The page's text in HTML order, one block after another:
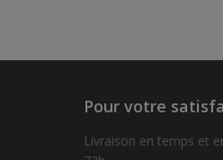
Pour votre
Livraison en temps et